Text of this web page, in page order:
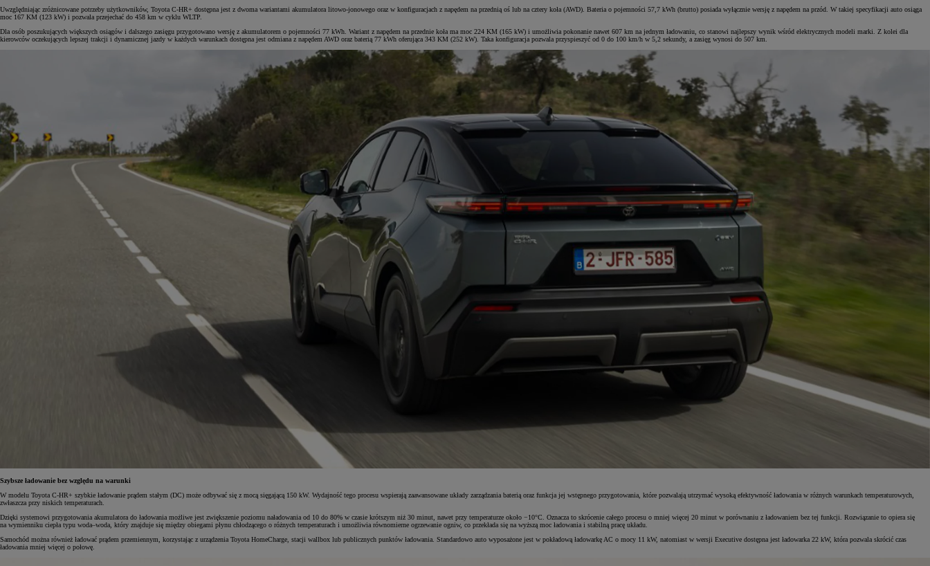
Uwzględniając zróżnicowane potrzeby użytkowników, Toyota C-HR+ dostępna jest z dwoma wariantami akumulatora litowo-jonowego oraz w konfiguracjach z napędem na przednią oś lub na cztery koła (AWD). Bateria o pojemności 57,7 kWh (brutto) posiada wyłącznie wersję z napędem na przód. W takiej specyfikacji auto osiąga
moc 167 KM (123 kW) i pozwala przejechać do 458 km w cyklu WLTP.
Dla osób poszukujących większych osiągów i dalszego zasięgu przygotowano wersję z akumulatorem o pojemności 77 kWh. Wariant z napędem na przednie koła ma moc 224 KM (165 kW) i umożliwia pokonanie nawet 607 km na jednym ładowaniu, co stanowi najlepszy wynik wśród elektrycznych modeli marki. Z kolei dla
kierowców oczekujących lepszej trakcji i dynamicznej jazdy w każdych warunkach dostępna jest odmiana z napędem AWD oraz baterią 77 kWh oferująca 343 KM (252 kW). Taka konfiguracja pozwala przyspieszyć od 0 do 100 km/h w 5,2 sekundy, a zasięg wynosi do 507 km.
Szybsze ładowanie bez względu na warunki
W modelu Toyota C-HR+ szybkie ładowanie prądem stałym (DC) może odbywać się z mocą sięgającą 150 kW. Wydajność tego procesu wspierają zaawansowane układy zarządzania baterią oraz funkcja jej wstępnego przygotowania, które pozwalają utrzymać wysoką efektywność ładowania w różnych warunkach temperaturowych,
zwłaszcza przy niskich temperaturach.
Dzięki systemowi przygotowania akumulatora do ładowania możliwe jest zwiększenie poziomu naładowania od 10 do 80% w czasie krótszym niż 30 minut, nawet przy temperaturze około −10°C. Oznacza to skrócenie całego procesu o mniej więcej 20 minut w porównaniu z ładowaniem bez tej funkcji. Rozwiązanie to opiera się
na wymienniku ciepła typu woda–woda, który znajduje się między obiegami płynu chłodzącego o różnych temperaturach i umożliwia równomierne ogrzewanie ogniw, co przekłada się na wyższą moc ładowania i stabilną pracę układu.
Samochód można również ładować prądem przemiennym, korzystając z urządzenia Toyota HomeCharge, stacji wallbox lub publicznych punktów ładowania. Standardowo auto wyposażone jest w pokładową ładowarkę AC o mocy 11 kW, natomiast w wersji Executive dostępna jest ładowarka 22 kW, która pozwala skrócić czas
ładowania mniej więcej o połowę.